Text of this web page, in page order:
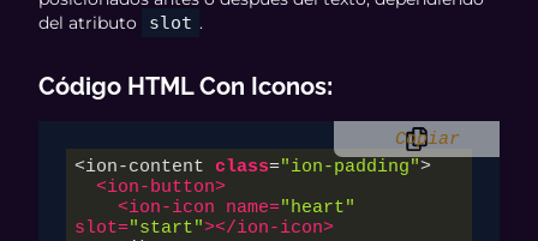
del atributo
slot .
Código HTML Con Iconos:
Copiar
<ion-content class="ion-padding">
<ion-button>
<ion-icon name="heart"
slot="start"></ion-icon>